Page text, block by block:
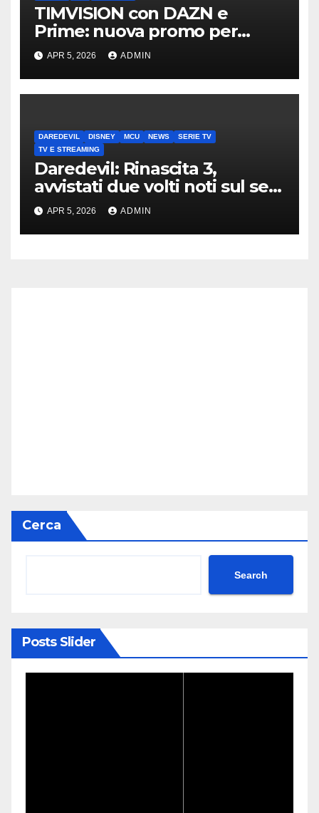
TIMVISION con DAZN e
Prime: nuova promo per
clienti TIM
APR 5, 2026 ADMIN
DAREDEVIL DISNEY MCU NEWS
SERIE TV
TV E STREAMING
Daredevil: Rinascita 3,
avvistati due volti noti sul set
di New York
APR 5, 2026 ADMIN
Cerca
Search
Posts Slider